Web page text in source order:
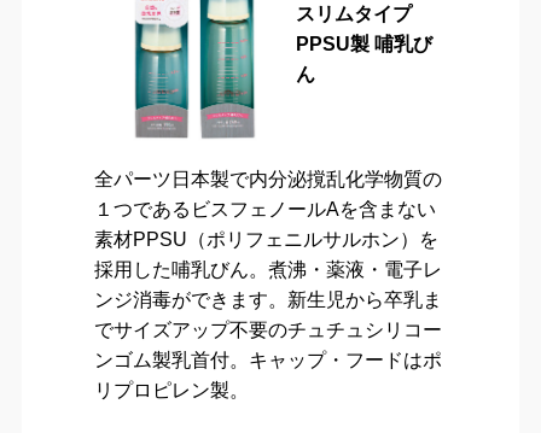
スリムタイプ
PPSU製 哺乳び
ん
全パーツ日本製で内分泌撹乱化学物質の
１つであるビスフェノールAを含まない
素材PPSU（ポリフェニルサルホン）を
採用した哺乳びん。煮沸・薬液・電子レ
ンジ消毒ができます。新生児から卒乳ま
でサイズアップ不要のチュチュシリコー
ンゴム製乳首付。キャップ・フードはポ
リプロピレン製。